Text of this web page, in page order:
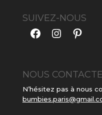
SUIVEZ-NOUS
FacebookInstagramPinterest
NOUS
N’hésitez pas à nous